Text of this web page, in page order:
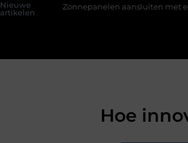
Nieuwe
artikelen
aansluiten met een elektricien in
Hoe